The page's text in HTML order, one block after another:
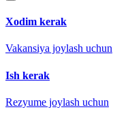
Xodim kerak
Vakansiya joylash uchun
Ish kerak
Rezyume joylash uchun